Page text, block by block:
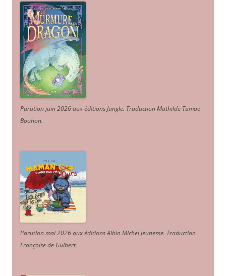
Parution juin 2026 aux éditions Jungle. Traduction Mathilde Tamae-
Bouhon.
Parution mai 2026 aux éditions Albin Michel Jeunesse. Traduction
Françoise de Guibert.